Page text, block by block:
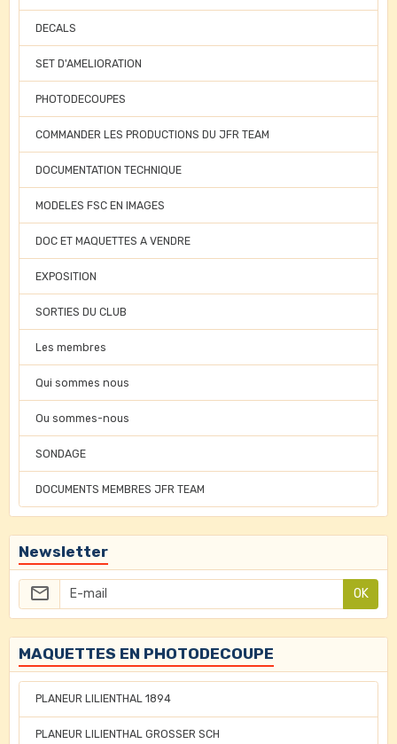
DECALS
SET D'AMELIORATION
PHOTODECOUPES
COMMANDER LES PRODUCTIONS DU JFR TEAM
DOCUMENTATION TECHNIQUE
MODELES FSC EN IMAGES
DOC ET MAQUETTES A VENDRE
EXPOSITION
SORTIES DU CLUB
Les membres
Qui sommes nous
Ou sommes-nous
SONDAGE
DOCUMENTS MEMBRES JFR TEAM
Newsletter
OK
MAQUETTES EN PHOTODECOUPE
PLANEUR LILIENTHAL 1894
PLANEUR LILIENTHAL GROSSER SCH